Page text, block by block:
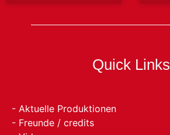
Quick Links
- Aktuelle Produktionen
- Freunde / credits